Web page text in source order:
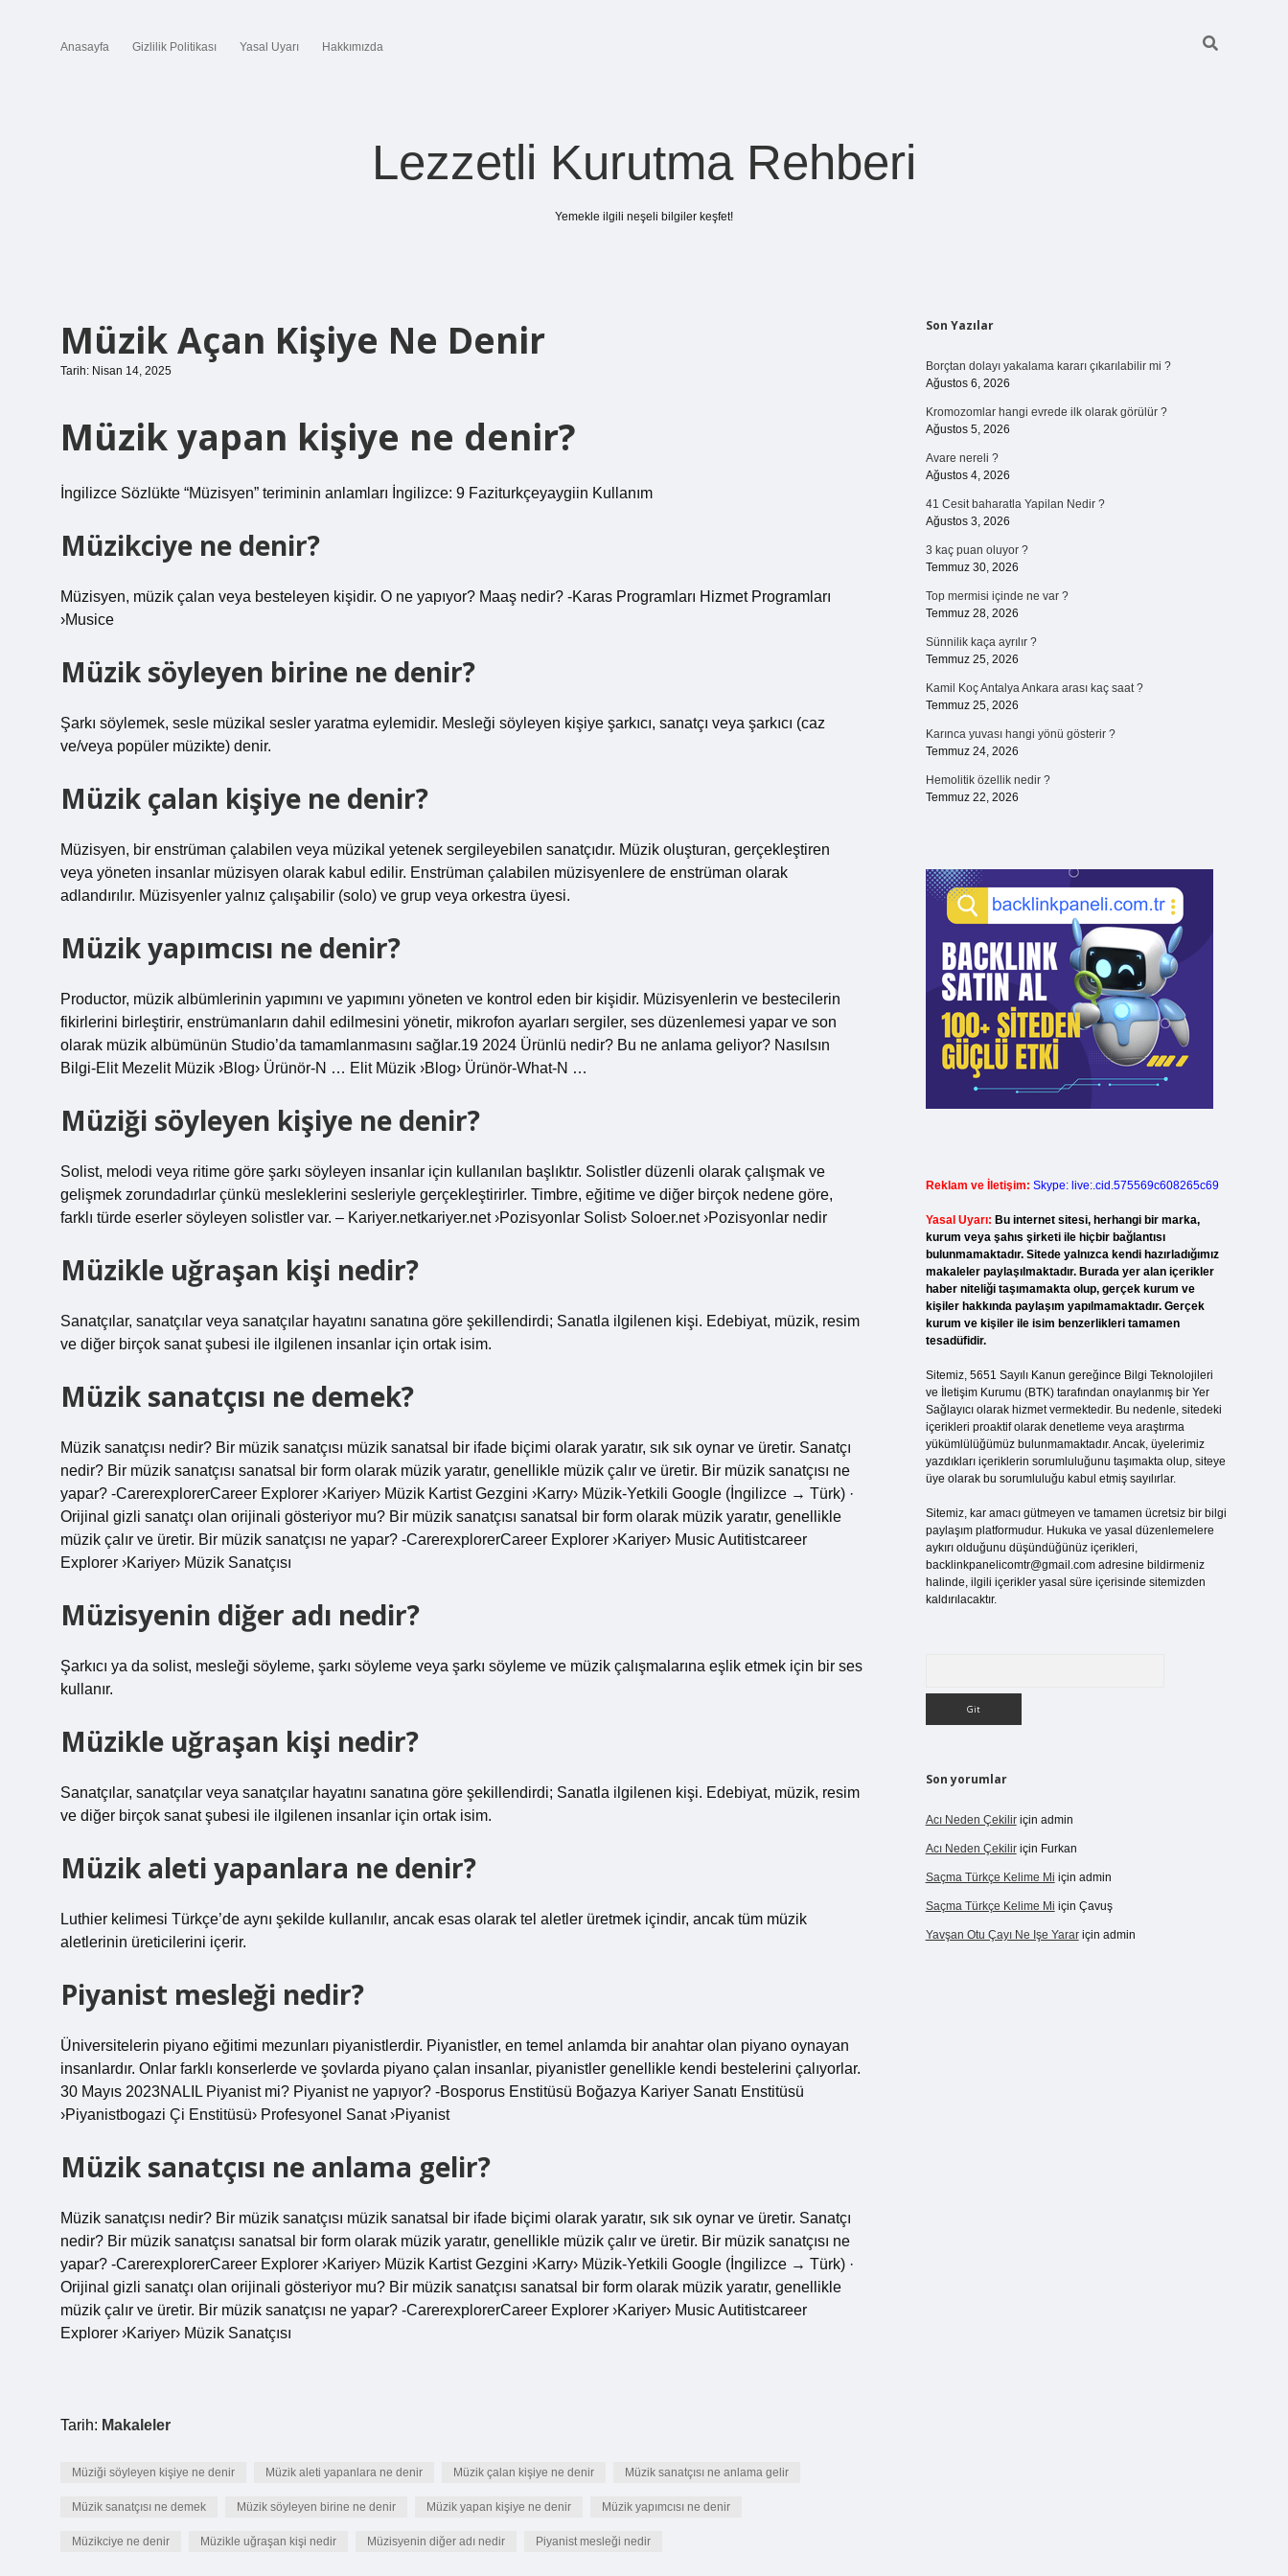
Anasayfa Gizlilik Politikası Yasal Uyarı Hakkımızda
Lezzetli Kurutma Rehberi
Yemekle ilgili neşeli bilgiler keşfet!
Müzik Açan Kişiye Ne Denir
Tarih: Nisan 14, 2025
Müzik yapan kişiye ne denir?
İngilizce Sözlükte “Müzisyen” teriminin anlamları İngilizce: 9 Faziturkçeyaygiin Kullanım
Müzikciye ne denir?
Müzisyen, müzik çalan veya besteleyen kişidir. O ne yapıyor? Maaş nedir? -Karas Programları Hizmet Programları
›Musice
Müzik söyleyen birine ne denir?
Şarkı söylemek, sesle müzikal sesler yaratma eylemidir. Mesleği söyleyen kişiye şarkıcı, sanatçı veya şarkıcı (caz
ve/veya popüler müzikte) denir.
Müzik çalan kişiye ne denir?
Müzisyen, bir enstrüman çalabilen veya müzikal yetenek sergileyebilen sanatçıdır. Müzik oluşturan, gerçekleştiren
veya yöneten insanlar müzisyen olarak kabul edilir. Enstrüman çalabilen müzisyenlere de enstrüman olarak
adlandırılır. Müzisyenler yalnız çalışabilir (solo) ve grup veya orkestra üyesi.
Müzik yapımcısı ne denir?
Productor, müzik albümlerinin yapımını ve yapımını yöneten ve kontrol eden bir kişidir. Müzisyenlerin ve bestecilerin
fikirlerini birleştirir, enstrümanların dahil edilmesini yönetir, mikrofon ayarları sergiler, ses düzenlemesi yapar ve son
olarak müzik albümünün Studio’da tamamlanmasını sağlar.19 2024 Ürünlü nedir? Bu ne anlama geliyor? Nasılsın
Bilgi-Elit Mezelit Müzik ›Blog› Ürünör-N … Elit Müzik ›Blog› Ürünör-What-N …
Müziği söyleyen kişiye ne denir?
Solist, melodi veya ritime göre şarkı söyleyen insanlar için kullanılan başlıktır. Solistler düzenli olarak çalışmak ve
gelişmek zorundadırlar çünkü mesleklerini sesleriyle gerçekleştirirler. Timbre, eğitime ve diğer birçok nedene göre,
farklı türde eserler söyleyen solistler var. – Kariyer.netkariyer.net ›Pozisyonlar Solist› Soloer.net ›Pozisyonlar nedir
Müzikle uğraşan kişi nedir?
Sanatçılar, sanatçılar veya sanatçılar hayatını sanatına göre şekillendirdi; Sanatla ilgilenen kişi. Edebiyat, müzik, resim
ve diğer birçok sanat şubesi ile ilgilenen insanlar için ortak isim.
Müzik sanatçısı ne demek?
Müzik sanatçısı nedir? Bir müzik sanatçısı müzik sanatsal bir ifade biçimi olarak yaratır, sık sık oynar ve üretir. Sanatçı
nedir? Bir müzik sanatçısı sanatsal bir form olarak müzik yaratır, genellikle müzik çalır ve üretir. Bir müzik sanatçısı ne
yapar? -CarerexplorerCareer Explorer ›Kariyer› Müzik Kartist Gezgini ›Karry› Müzik-Yetkili Google (İngilizce → Türk) ·
Orijinal gizli sanatçı olan orijinali gösteriyor mu? Bir müzik sanatçısı sanatsal bir form olarak müzik yaratır, genellikle
müzik çalır ve üretir. Bir müzik sanatçısı ne yapar? -CarerexplorerCareer Explorer ›Kariyer› Music Autitistcareer
Explorer ›Kariyer› Müzik Sanatçısı
Müzisyenin diğer adı nedir?
Şarkıcı ya da solist, mesleği söyleme, şarkı söyleme veya şarkı söyleme ve müzik çalışmalarına eşlik etmek için bir ses
kullanır.
Müzikle uğraşan kişi nedir?
Sanatçılar, sanatçılar veya sanatçılar hayatını sanatına göre şekillendirdi; Sanatla ilgilenen kişi. Edebiyat, müzik, resim
ve diğer birçok sanat şubesi ile ilgilenen insanlar için ortak isim.
Müzik aleti yapanlara ne denir?
Luthier kelimesi Türkçe’de aynı şekilde kullanılır, ancak esas olarak tel aletler üretmek içindir, ancak tüm müzik
aletlerinin üreticilerini içerir.
Piyanist mesleği nedir?
Üniversitelerin piyano eğitimi mezunları piyanistlerdir. Piyanistler, en temel anlamda bir anahtar olan piyano oynayan
insanlardır. Onlar farklı konserlerde ve şovlarda piyano çalan insanlar, piyanistler genellikle kendi bestelerini çalıyorlar.
30 Mayıs 2023NALIL Piyanist mi? Piyanist ne yapıyor? -Bosporus Enstitüsü Boğazya Kariyer Sanatı Enstitüsü
›Piyanistbogazi Çi Enstitüsü› Profesyonel Sanat ›Piyanist
Müzik sanatçısı ne anlama gelir?
Müzik sanatçısı nedir? Bir müzik sanatçısı müzik sanatsal bir ifade biçimi olarak yaratır, sık sık oynar ve üretir. Sanatçı
nedir? Bir müzik sanatçısı sanatsal bir form olarak müzik yaratır, genellikle müzik çalır ve üretir. Bir müzik sanatçısı ne
yapar? -CarerexplorerCareer Explorer ›Kariyer› Müzik Kartist Gezgini ›Karry› Müzik-Yetkili Google (İngilizce → Türk) ·
Orijinal gizli sanatçı olan orijinali gösteriyor mu? Bir müzik sanatçısı sanatsal bir form olarak müzik yaratır, genellikle
müzik çalır ve üretir. Bir müzik sanatçısı ne yapar? -CarerexplorerCareer Explorer ›Kariyer› Music Autitistcareer
Explorer ›Kariyer› Müzik Sanatçısı
Tarih: Makaleler
Müziği söyleyen kişiye ne denir Müzik aleti yapanlara ne denir Müzik çalan kişiye ne denir Müzik sanatçısı ne anlama gelir
Müzik sanatçısı ne demek Müzik söyleyen birine ne denir Müzik yapan kişiye ne denir Müzik yapımcısı ne denir
Müzikciye ne denir Müzikle uğraşan kişi nedir Müzisyenin diğer adı nedir Piyanist mesleği nedir
Sidebar
Son Yazılar
Borçtan dolayı yakalama kararı çıkarılabilir mi ?
Ağustos 6, 2026
Kromozomlar hangi evrede ilk olarak görülür ?
Ağustos 5, 2026
Avare nereli ?
Ağustos 4, 2026
41 Cesit baharatla Yapilan Nedir ?
Ağustos 3, 2026
3 kaç puan oluyor ?
Temmuz 30, 2026
Top mermisi içinde ne var ?
Temmuz 28, 2026
Sünnilik kaça ayrılır ?
Temmuz 25, 2026
Kamil Koç Antalya Ankara arası kaç saat ?
Temmuz 25, 2026
Karınca yuvası hangi yönü gösterir ?
Temmuz 24, 2026
Hemolitik özellik nedir ?
Temmuz 22, 2026
Reklam ve İletişim: Skype: live:.cid.575569c608265c69
Yasal Uyarı: Bu internet sitesi, herhangi bir marka,
kurum veya şahıs şirketi ile hiçbir bağlantısı
bulunmamaktadır. Sitede yalnızca kendi hazırladığımız
makaleler paylaşılmaktadır. Burada yer alan içerikler
haber niteliği taşımamakta olup, gerçek kurum ve
kişiler hakkında paylaşım yapılmamaktadır. Gerçek
kurum ve kişiler ile isim benzerlikleri tamamen
tesadüfidir.
Sitemiz, 5651 Sayılı Kanun gereğince Bilgi Teknolojileri
ve İletişim Kurumu (BTK) tarafından onaylanmış bir Yer
Sağlayıcı olarak hizmet vermektedir. Bu nedenle, sitedeki
içerikleri proaktif olarak denetleme veya araştırma
yükümlülüğümüz bulunmamaktadır. Ancak, üyelerimiz
yazdıkları içeriklerin sorumluluğunu taşımakta olup, siteye
üye olarak bu sorumluluğu kabul etmiş sayılırlar.
Sitemiz, kar amacı gütmeyen ve tamamen ücretsiz bir bilgi
paylaşım platformudur. Hukuka ve yasal düzenlemelere
aykırı olduğunu düşündüğünüz içerikleri,
backlinkpanelicomtr@gmail.comadresine bildirmeniz
halinde, ilgili içerikler yasal süre içerisinde sitemizden
kaldırılacaktır.
Son yorumlar
Acı Neden Çekiliriçin admin
Acı Neden Çekiliriçin Furkan
Saçma Türkçe Kelime Mi için admin
Saçma Türkçe Kelime Mi için Çavuş
Yavşan Otu Çayı Ne Işe Yarariçin admin